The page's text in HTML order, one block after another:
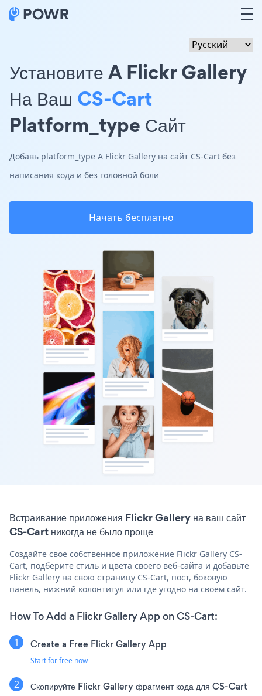
Установите A Flickr Gallery
На Ваш CS-Cart
Platform_type Сайт
Добавь platform_type A Flickr Gallery на сайт CS-Cart без
написания кода и без головной боли
Начать бесплатно
Встраивание приложения Flickr Gallery на ваш сайт
CS-Cart никогда не было проще
Создайте свое собственное приложение Flickr Gallery CS-
Cart, подберите стиль и цвета своего веб-сайта и добавьте
Flickr Gallery на свою страницу CS-Cart, пост, боковую
панель, нижний колонтитул или где угодно на своем сайт.
How To Add a Flickr Gallery App on CS-Cart:
Create a Free Flickr Gallery App
Start for free now
Скопируйте Flickr Gallery фрагмент кода для CS-Cart